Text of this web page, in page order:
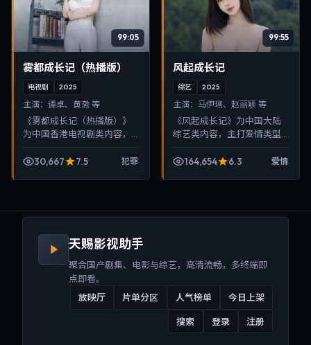
99:05
雾都成长记（热播版）
电视剧 2025
主演： 谭卓、黄渤 等
《雾都成长记（热播版）》
为中国香港电视剧类内容，
凑、画面清晰，适合移动端
30,667 7.5 犯罪
99:55
风起成长记
综艺 2025
主演： 马伊琍、赵丽颖 等
《风起成长记》为中国大陆
综艺类内容，主打爱情类型
晰，适合移动端与电视端随
164,654 6.3 爱情
天赐影视助手
聚合国产剧集、电影与综艺，高清流畅，多终端即
点即看。
放映厅
片单分区 人气榜单 今日上架
搜索 登录 注册